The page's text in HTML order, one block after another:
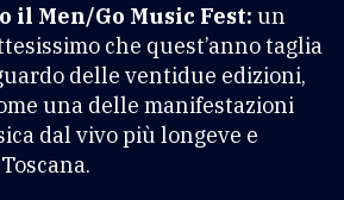
il Men/Go Music Fest: un
che quest’anno taglia
delle ventidue edizioni,
una delle manifestazioni
dal vivo più longeve e